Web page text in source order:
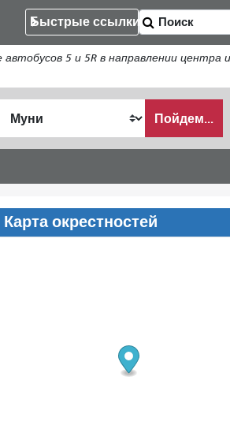
Быстрые ссылки
5 и 5R в направлении центра
Пойдем...
Карта окрестностей